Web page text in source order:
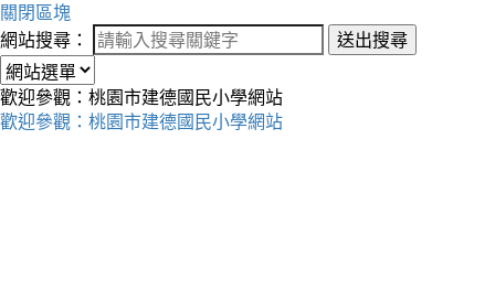
關閉區塊
網站搜尋：
送出搜尋
歡迎參觀：桃園市建德國民小學網站
歡迎參觀：桃園市建德國民小學網站